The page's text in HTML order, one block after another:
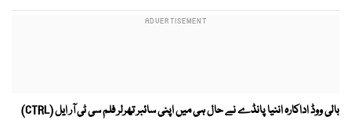
بالی ووڈ اداکارہ اننیا پانڈے نے حال ہی میں اپنی سائبر تھرلر فلم سی ٹی آر ایل (CTRL)